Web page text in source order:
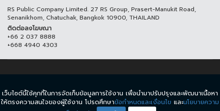
RS Public Company Limited. 27 RS Group, Prasert-Manukit Road,
Senanikhom, Chatuchak, Bangkok 10900, THAILAND
ติดต่อลงโฆษณา
+66 2 037 8888
+668 4940 4303
© COPYRIGHT 2017 THAICH8.COM, ALL RIGHT RESERVED.
ข้อกำหนดและเงื่อนไข นโยบายความเป็นส่วนตัว
เว็บไซต์นี้ใช้คุกกี้ในการจัดเก็บข้อมูลการใช้งาน เพื่อนำมาปรับปรุงและพัฒนาเนื้อหา
ให้ตรงความสนใจของผู้ใช้งาน โปรดศึกษาข้อกำหนดและเงื่อนไข และนโยบายความ